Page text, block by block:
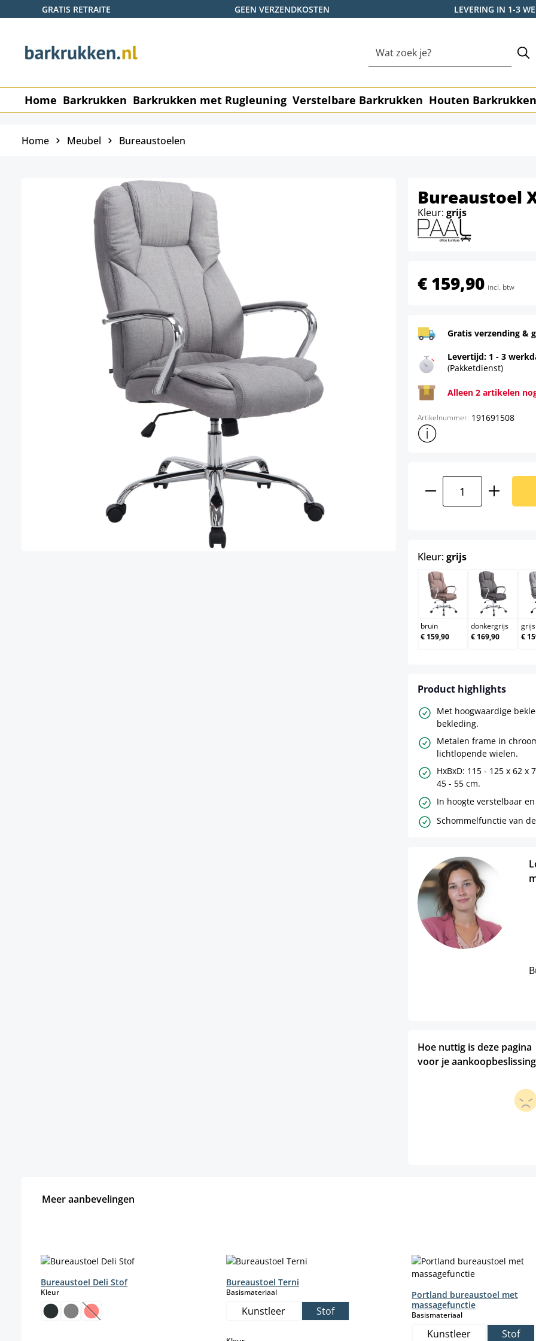
de hoofdinhoud
Ga naar de zoekopdracht
Ga naar de hoofdnavigatie
GRATIS RETRAITE GEEN VERZENDKOSTEN LEVERING IN 1-3
Home Barkrukken Barkrukken met Rugleuning Verstelbare Barkrukken Houten Barkrukken
Home Meubel Bureaustoelen
Bureaustoel
Kleur: grijs
€ 159,90 incl. btw
Gratis verzending &
Levertijd: 1 - 3
(Pakketdienst)
Alleen 2 artikelen
Artikelnummer: 191691508
Toon meer productinformatie
Kleur:grijsselect
bruin
bruin
€ 159,90
donkergrijs
€ 169,90
grijs
€
Product highlights
Met hoogwaardige
bekleding.
Metalen frame in
lichtlopende wielen.
HxBxD: 115 - 125 x 62 x
45 - 55 cm.
In hoogte verstelbaar
Schommelfunctie van
Hoe nuttig is deze pagina
voor je
Meer aanbevelingen
Bureaustoel Deli Stof
Kleurselect
(Deze optie is momenteel niet beschikbaar.)
Bureaustoel Terni
Basismateriaalselect
Kunstleer Stof
Portland bureaustoel met
massagefunctie
Basismateriaalselect
Kunstleer Stof